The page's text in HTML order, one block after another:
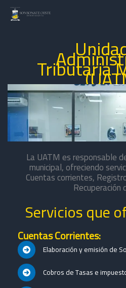
contenido
Tributaria
La UATM es responsable
municipal, ofreciendo
Cuentas corrientes,
Recuperación
Servicios que
Cuentas Corrientes:
Elaboración y emisión de
Cobros de Tasas e